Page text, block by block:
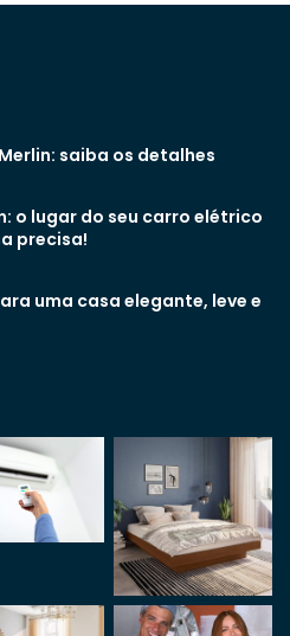
saiba os detalhes
o lugar do seu carro elétrico
precisa!
uma casa elegante, leve e